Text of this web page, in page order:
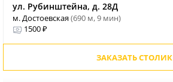
ул. Рубинштейна, д. 28Д
м. Достоевская(690 м, 9 мин)
1500 ₽
ЗАКАЗАТЬ СТОЛИК